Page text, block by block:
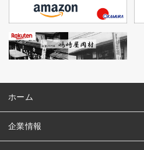
ホーム
企業情報